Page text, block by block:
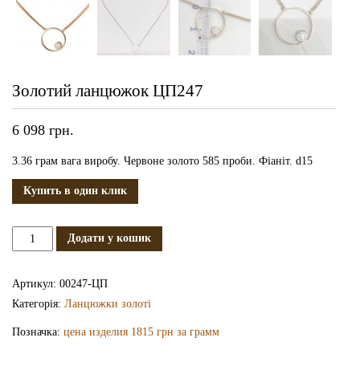
Золотий ланцюжок ЦП247
6 098 грн.
3.36 грам вага виробу. Червоне золото 585 проби. Фіаніт. d15
Купить в один клик
Золотий
Додати у кошик
Артикул: 00247-ЦП
Категорія: Ланцюжки золоті
Позначка: цена изделия 1815 грн за грамм